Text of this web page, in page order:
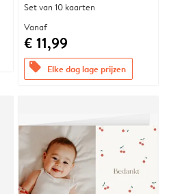
Set van 10 kaarten
Vanaf
€ 11,99
offers Elke dag lage prijzen